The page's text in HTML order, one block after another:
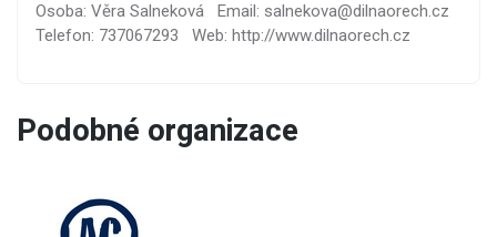
Osoba: Věra Salneková
Email: salnekova@dilnaorech.cz
Telefon: 737067293
Web: http://www.dilnaorech.cz
Podobné organizace